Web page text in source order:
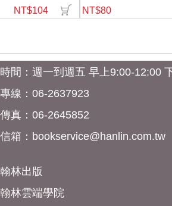
NT$104 NT$80
時間：週一到週五 早上9:00-12:00
專線：06-2637923
傳真：06-2645852
信箱： bookservice@hanlin.com.tw
翰林出版
翰林雲端學院